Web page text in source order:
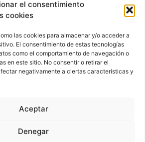
el consentimiento
cookies
las cookies para almacenar y/o acceder a
El consentimiento de estas tecnologías
como el comportamiento de navegación o
en este sitio. No consentir o retirar el
negativamente a ciertas características y
Aceptar
Denegar
POLÍTICA DE PRIVACIDAD
CONTACTO